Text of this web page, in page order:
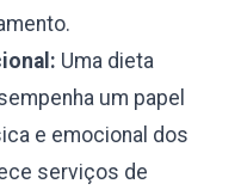
Uma dieta
um papel
e emocional dos
serviços de